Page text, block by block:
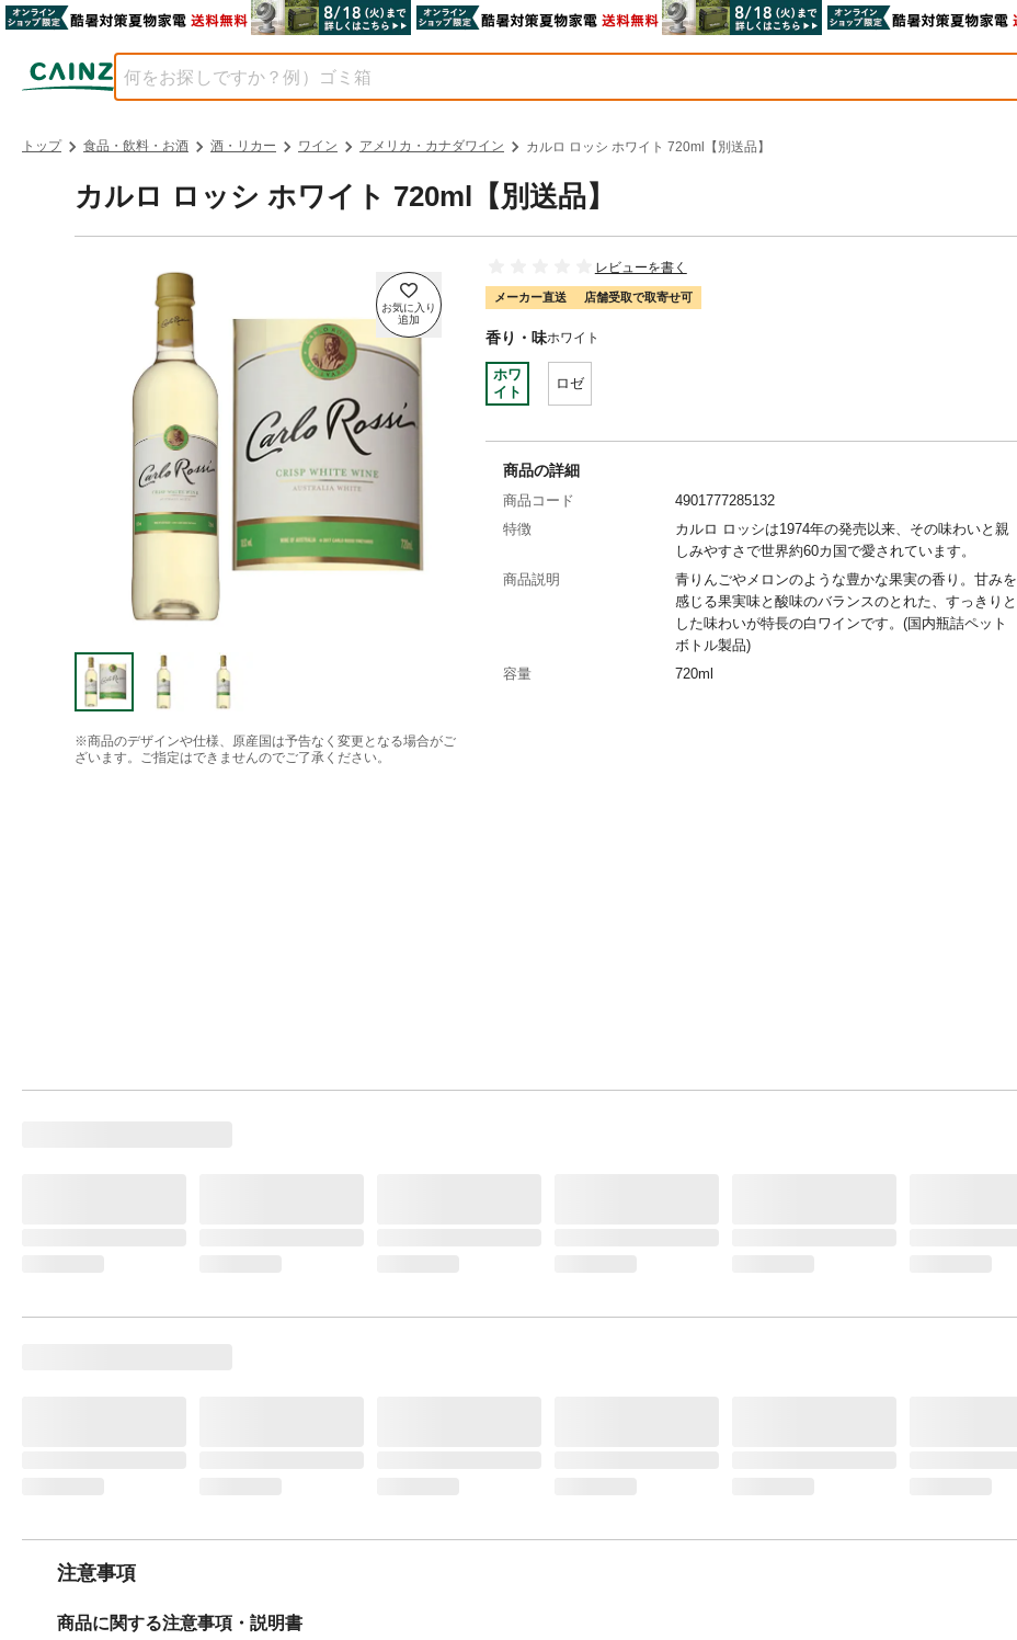
トップ 食品・飲料・お酒 酒・リカー ワイン アメリカ・カナダワイン カルロ ロッシ ホワイト 720ml【別送品】
カルロ ロッシ ホワイト 720ml【別送品】
※商品のデザインや仕様、原産国は予告なく変更となる場合がご
ざいます。ご指定はできませんのでご了承ください。
レビューを書く
メーカー直送 店舗受取で取寄せ可
香り・味ホワイト
ホワ
イト
ロゼ
商品の詳細
商品コード
4901777285132
特徴
カルロ ロッシは1974年の発売以来、その味わいと親
しみやすさで世界約60カ国で愛されています。
商品説明
青りんごやメロンのような豊かな果実の香り。甘みを
感じる果実味と酸味のバランスのとれた、すっきりと
した味わいが特長の白ワインです。(国内瓶詰ペット
ボトル製品)
容量
720ml
注意事項
商品に関する注意事項・説明書